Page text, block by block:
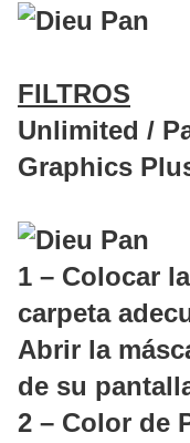
FILTROS
Unlimited /
Graphics
1 – Colocar
carpeta
Abrir la
de su
2 – Color de